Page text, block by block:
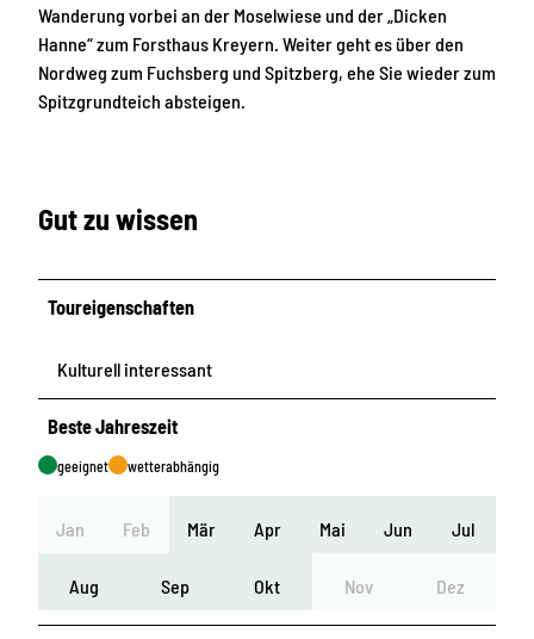
Wanderung vorbei an der Moselwiese und der „Dicken
Hanne“ zum Forsthaus Kreyern. Weiter geht es über den
Nordweg zum Fuchsberg und Spitzberg, ehe Sie wieder zum
Spitzgrundteich absteigen.
Gut zu wissen
Toureigenschaften
Kulturell interessant
Beste Jahreszeit
geeignet wetterabhängig
Jan Feb Mär Apr Mai Jun Jul
Aug Sep Okt Nov Dez